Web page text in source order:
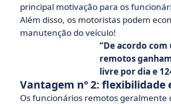
principal motivação para os
Além disso, os motoristas podem
manutenção do veículo!
De acordo com
remotos
livre por dia e
Vantagem nº 2: flexibilidade
Os funcionários remotos